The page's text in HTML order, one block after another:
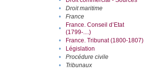
•
Droit maritime
•
France
•
France. Conseil d’Etat
(1799-....)
• France. Tribunat (1800-1807)
•
Législation
•
Procédure civile
•
Tribunaux